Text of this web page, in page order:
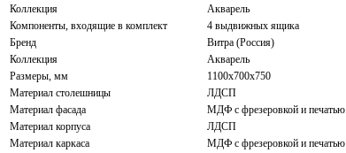
Коллекция
Акварель
Компоненты, входящие в комплект
4 выдвижных ящика
Бренд
Витра (Россия)
Коллекция
Акварель
Размеры, мм
1100x700x750
Материал столешницы
ЛДСП
Материал фасада
МДФ с фрезеровкой и печатью
Материал корпуса
ЛДСП
Материал каркаса
МДФ с фрезеровкой и печатью